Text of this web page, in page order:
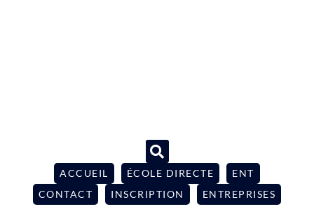
ACCUEIL ÉCOLE DIRECTE
ENT
CONTACT
INSCRIPTION ENTREPRISES